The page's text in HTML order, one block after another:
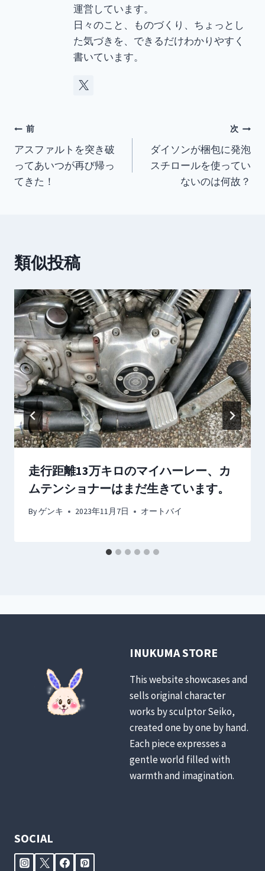
運営しています。
日々のこと、ものづくり、ちょっとし
た気づきを、できるだけわかりやすく
書いています。
投
稿
ナ
ー
ョ
ン
前
アスファルトを突き破
ってあいつが再び帰っ
てきた！
次
ダイソンが梱包に発泡
スチロールを使ってい
ないのは何故？
類似投稿
走行距離13万キロのマイハーレー、カ
ムテンショナーはまだ生きています。
Byゲンキ 2023年11月7日 オートバイ
INUKUMA STORE
This website showcases and
sells original character
works by sculptor Seiko,
created one by one by hand.
Each piece expresses a
gentle world filled with
warmth and imagination.
SOCIAL